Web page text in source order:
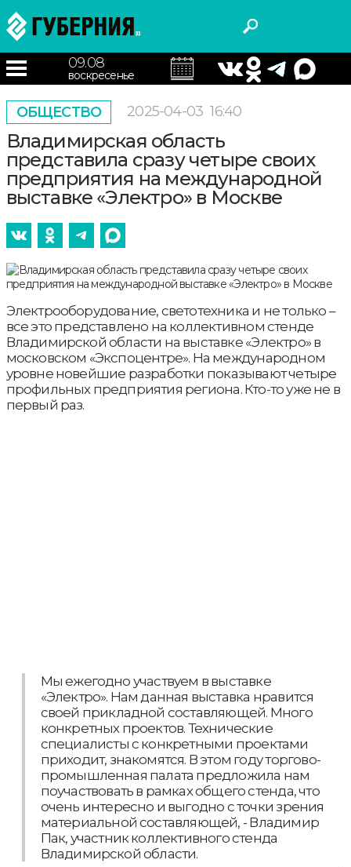
09.08
воскресенье
ОБЩЕСТВО 2025-04-03 16:40
Владимирская область
представила сразу четыре своих
предприятия на международной
выставке «Электро» в Москве
Электрооборудование, светотехника и не только –
все это представлено на коллективном стенде
Владимирской области на выставке «Электро» в
московском «Экспоцентре». На международном
уровне новейшие разработки показывают четыре
профильных предприятия региона. Кто-то уже не в
первый раз.
Мы ежегодно участвуем в выставке
«Электро». Нам данная выставка нравится
своей прикладной составляющей. Много
конкретных проектов. Технические
специалисты с конкретными проектами
приходит, знакомятся. В этом году торгово-
промышленная палата предложила нам
поучаствовать в рамках общего стенда, что
очень интересно и выгодно с точки зрения
материальной составляющей, - Владимир
Пак, участник коллективного стенда
Владимирской области.